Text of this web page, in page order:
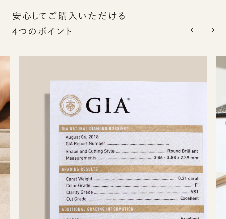
安心してご購入いただける
4つのポイント